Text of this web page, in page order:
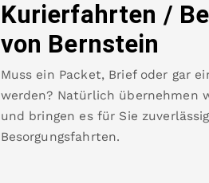
Kurierfahrten /
von Bernstein
Muss ein Packet, Brief oder gar
werden? Natürlich übernehmen
und bringen es für Sie
Besorgungsfahrten.